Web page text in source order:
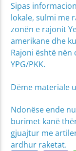
Sipas
lokale, sulmi me
zonën e rajonit
amerikane dhe
Rajoni është
YPG/PKK.
Dëme materiale
Ndonëse ende
burimet kanë
gjuajtur me
ardhur raketat.